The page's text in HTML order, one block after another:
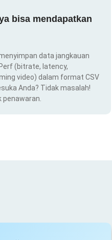
bisa mendapatkan
data jangkauan
(bitrate, latency,
video) dalam format CSV
Anda? Tidak masalah!
penawaran.